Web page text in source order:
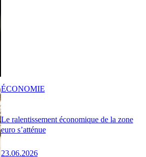
Le ralentissement économique de la zone
euro s’atténue
23.06.2026
ÉCONOMIE